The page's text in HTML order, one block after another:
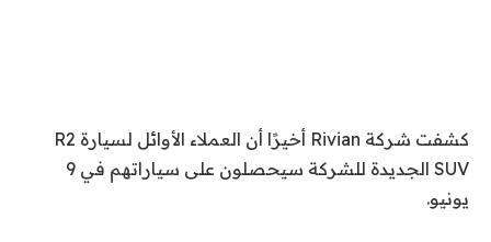
كشفت شركة Rivian أخيرًا أن العملاء الأوائل لسيارة R2
SUV الجديدة للشركة سيحصلون على سياراتهم في 9
يونيو.